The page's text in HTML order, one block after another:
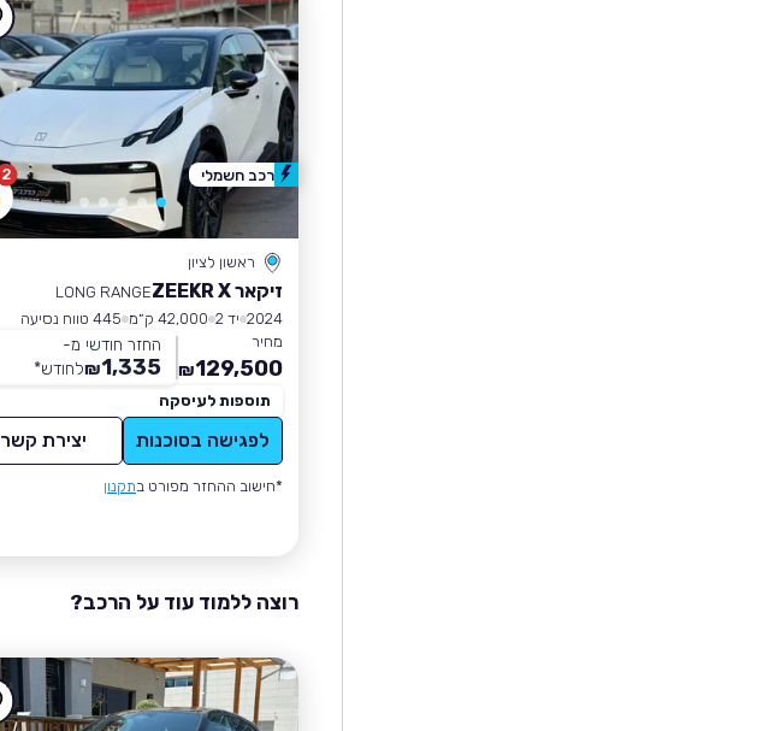
2
ראשון לציון
זיקאר ZEEKR X
LONG RANGE
2024 יד 2 42,000 ק״מ
445 טווח נסיעה
מחיר
129,500
₪
החזר חודשי מ-
1,335
₪לחודש*
תוספות לעיסקה
לפגישה בסוכנות יצירת קשר
*חישוב ההחזר מפורט בתקנון
רכב חשמלי
רוצה ללמוד עוד על הרכב?